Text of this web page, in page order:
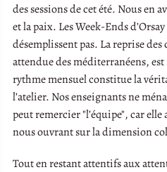
des sessions de cet été. Nous en
et la paix. Les Week-Ends
désemplissent pas. La reprise des
attendue des méditerranéens,
rythme mensuel constitue la
l’atelier. Nos enseignants ne
peut remercier "l’équipe", car
nous ouvrant sur la dimension
Tout en restant attentifs aux